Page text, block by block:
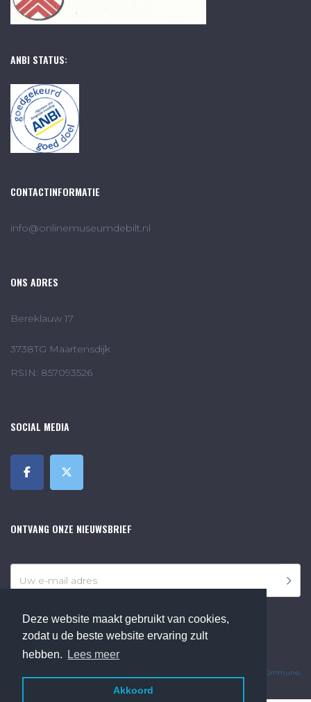
Deze website maakt gebruikt van cookies,
zodat u de beste website ervaring zult
hebben.
Lees meer
Akkoord
ANBI STATUS:
CONTACTINFORMATIE
info@onlinemuseumdebilt.nl
ONS ADRES
Bereklauw 17
3738TG Maartensdijk
RSIN: 857093526
SOCIAL MEDIA
ONTVANG ONZE NIEUWSBRIEF
©2018 Online Museum de Bilt. Alle rechten voorbehouden.
Ommune